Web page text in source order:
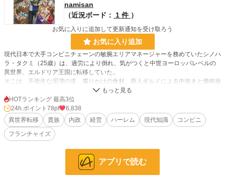
namisan
（近況ボード：
1 件 ）
お気に入りに追加して更新通知を受け取ろう
お気に入り追加
現代日本で大手コンビニチェーンの敏腕エリアマネージャーを務めていたシノハ
ラ・タクミ（25歳）は、過労により倒れ、気がつくと中世ヨーロッパレベルの
異世界、エルドリア王国に転移していた。
そこは、不衛生な泥濘の道、腐りかけの食材、商人ギルドによる中抜きと価格操
作が横行する、インフラという概念すら存在しない世界だった。
「安全な水と食べ物を、いつでも適正価格で買える場所が必要だ」
魔法によるチート能力など一切持たないタクミは、現代で培った「チェーンスト
ア理論」「品質管理」「複式簿記」だけを武器に、異世界での店舗経営に乗り出
す。
ローゼンハイム公爵家の令嬢クレールにその圧倒的な経営手腕を見出されたタク
る定時ルート配送網の構築、そして24時間営業の拠点を次々と展開していく。
これは、ただ平穏な店長ライフを送りたいだけの青年が、結果的に国家規模の物
流を支配し、王女や大貴族の令嬢たちから熱烈に求愛されながら、無自覚に大陸
HOTランキング 最高3位
24h.ポイント 78pt
6,838
異世界転移
貴族 内政 経営 ハーレム 現代知識
コンビニ
フランチャイズ
アプリで読む